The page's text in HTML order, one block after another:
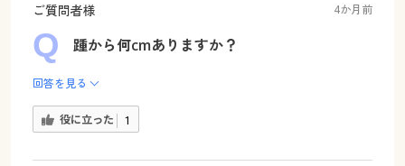
ご質問者様 4か月前
踵から何cmありますか？
回答を見る
役に立った 1